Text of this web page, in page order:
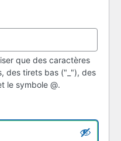
que des caractères
des tirets bas ("_"), des
le symbole @.